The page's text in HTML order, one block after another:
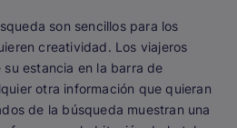
son sencillos para los
creatividad. Los viajeros
estancia en la barra de
otra información que quieran
de la búsqueda muestran una